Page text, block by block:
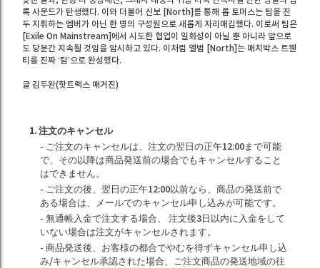
록 사운드가 탄생했다. 이와 더불어 신보 [North]를 통해 롭 토머스는 팀을 진
두 지휘하는 멤버가 아닌 한 명의 구성원으로 새롭게 자리매김했다. 이로써 팀은
[Exile On Mainstream]에서 시도한 협업이 일회성이 아닐 뿐 아니라 앞으로
도 당분간 지속될 것임을 암시하고 있다. 이처럼 앨범 [North]는 매치박스 트웬
티를 진짜 ‘팀’으로 완성했다.
글 김두완(핫트랙스 매거진)
1. 注文のキャンセル
- ご注文のキャンセルは、注文の翌日の正午12:00まで可能
で、その以降は商品発送前の場合でもキャンセルすること
はできません。
- ご注文の後、翌日の正午12:00以前なら、商品の発送前で
ある場合は、メールでのキャンセル申し込みが可能です。
- 無通帳入金で注文する場合、 注文後3日以内に入金をして
いない場合は注文がキャンセルされます。
- 商品発送後、お客様の都合でやむを得ずキャンセル申し込
み/キャンセル承認された場合、ご注文商品の発送地域の往